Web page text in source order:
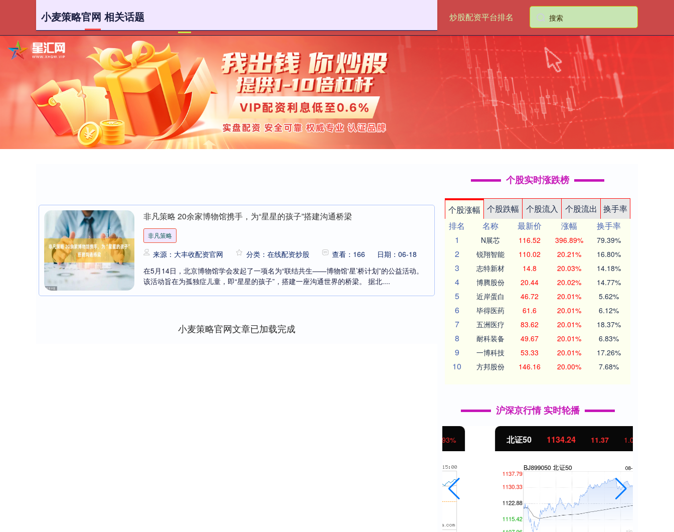
炒股配资平台排名
小麦策略官网 相关话题
非凡策略 20余家博物馆携手，为“星星的孩子”搭建沟通桥梁
非凡策略
来源：大丰收配资官网 分类：在线配资炒股 查看：166
日期：06-18
在5月14日，北京博物馆学会发起了一项名为“联结共生——博物馆‘星’桥计划”的公益活动。
该活动旨在为孤独症儿童，即“星星的孩子”，搭建一座沟通世界的桥梁。 据北....
小麦策略官网文章已加载完成
个股实时涨跌榜
个股涨幅 个股跌幅 个股流入 个股流出
换手率
排名
名称 最新价 涨幅
换手率
1
N展芯 116.52 396.89% 79.39%
2 锐翔智能 110.02 20.21% 16.80%
3 志特新材 14.8 20.03% 14.18%
4 博腾股份 20.44 20.02% 14.77%
5 近岸蛋白 46.72 20.01% 5.62%
6 毕得医药 61.6 20.01% 6.12%
7 五洲医疗 83.62 20.01% 18.37%
8 耐科装备 49.67 20.01% 6.83%
9 一博科技 53.33 20.01% 17.26%
10 方邦股份 146.16 20.00% 7.68%
沪深京行情 实时轮播
1134.24 11.37 1.01%